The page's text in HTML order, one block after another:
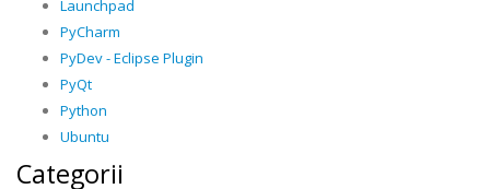
Launchpad
PyCharm
PyDev - Eclipse Plugin
PyQt
Python
Ubuntu
Categorii